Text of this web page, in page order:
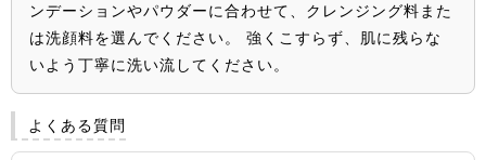
ンデーションやパウダーに合わせて、クレンジング料また
は洗顔料を選んでください。 強くこすらず、肌に残らな
いよう丁寧に洗い流してください。
よくある質問